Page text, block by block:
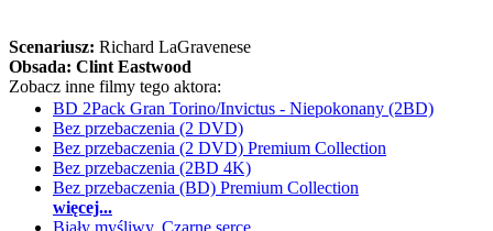
Scenariusz: Richard LaGravenese
Obsada: Clint Eastwood
Zobacz inne filmy tego aktora:
BD 2Pack Gran Torino/Invictus - Niepokonany (2BD)
Bez przebaczenia (2 DVD)
Bez przebaczenia (2 DVD) Premium Collection
Bez przebaczenia (2BD 4K)
Bez przebaczenia (BD) Premium Collection
więcej...
Biały myśliwy, Czarne serce